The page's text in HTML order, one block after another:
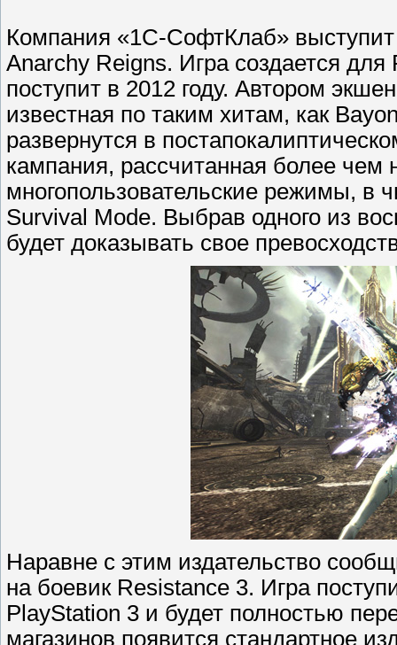
Компания «1С-СофтКлаб»
Anarchy Reigns. Игра создается
поступит в 2012 году. Автором
известная по таким хитам, как
развернутся в
кампания, рассчитанная более чем
многопользовательские режимы, в
Survival Mode. Выбрав одного из
будет доказывать свое
Наравне с этим издательство
на боевик Resistance 3. Игра
PlayStation 3 и будет полностью
магазинов появится стандартное